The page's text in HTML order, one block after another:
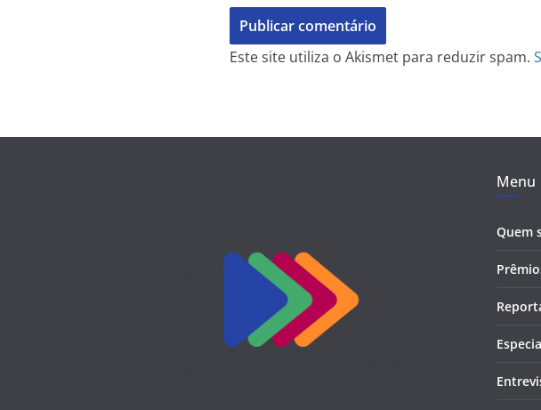
Este site utiliza o Akismet para reduzir spam.
Menu
Quem